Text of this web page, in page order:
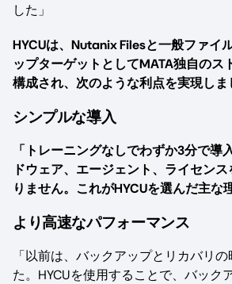
した」
HYCUは、Nutanix Filesと一般ファイ
ップターゲットとしてMATA独自のス
構成され、次のような利点を実現しま
シンプルな導入
「トレーニングなしでわずか3分で導
ドウェア、エージェント、ライセン
りません。これがHYCUを選んだ主な
より高速なパフォーマンス
「以前は、バックアップとリカバリ
た。HYCUを使用することで、バック